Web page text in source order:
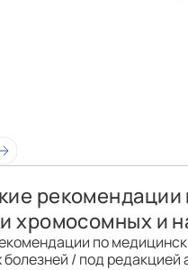
хромосомных и
по
/ под